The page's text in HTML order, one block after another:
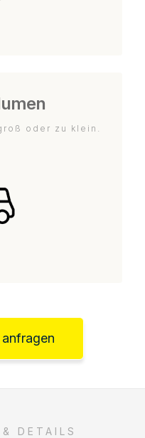
oder zu klein.
DETAILS